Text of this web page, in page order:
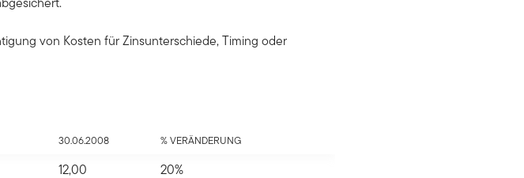
von Kosten für Zinsunterschiede, Timing oder
30.06.2008 % VERÄNDERUNG
12,00
20%